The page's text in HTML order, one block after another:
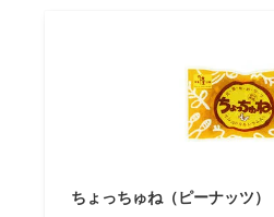
ちょっちゅね（ピーナッツ）